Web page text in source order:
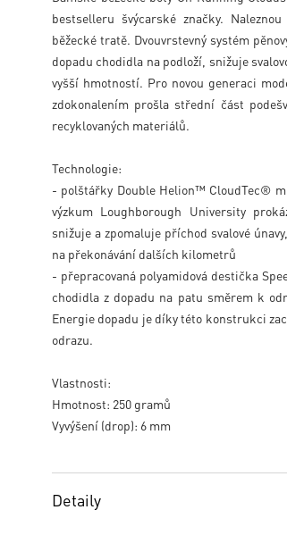
bestselleru švýcarské značky.
běžecké tratě. Dvouvrstevný systém
dopadu chodidla na podloží, snižuje
vyšší hmotností. Pro novou generaci
zdokonalením prošla střední část
recyklovaných materiálů.
Technologie:
- polštářky Double Helion™ CloudTec®
výzkum Loughborough University
snižuje a zpomaluje příchod svalové
na překonávání dalších kilometrů
- přepracovaná polyamidová destička
chodidla z dopadu na patu směrem k
Energie dopadu je díky této konstrukci
odrazu.
Vlastnosti:
Hmotnost: 250 gramů
Vyvýšení (drop): 6 mm
Detaily